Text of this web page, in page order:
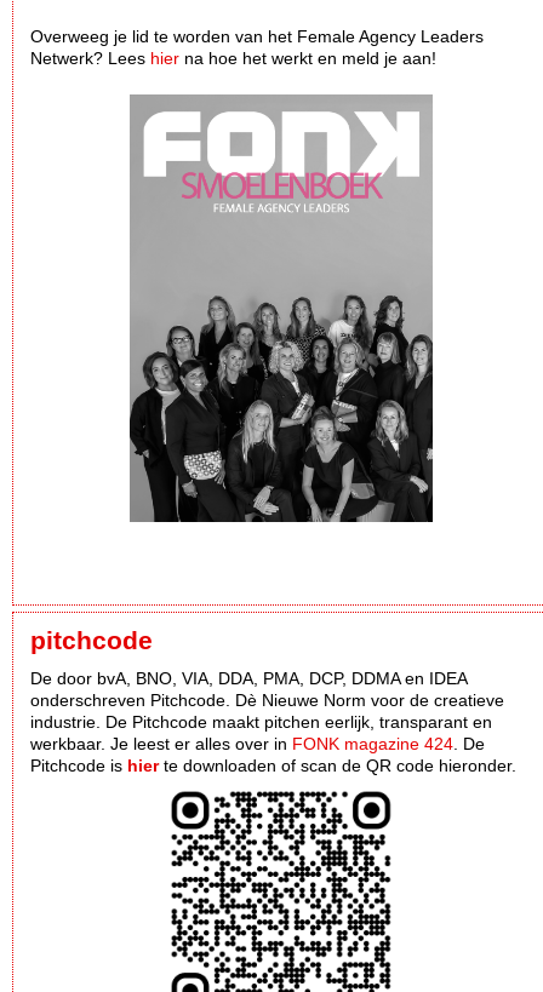
Overweeg je lid te worden van het Female Agency Leaders
Netwerk? Lees hier na hoe het werkt en meld je aan!
pitchcode
De door bvA, BNO, VIA, DDA, PMA, DCP, DDMA en IDEA
onderschreven Pitchcode. Dè Nieuwe Norm voor de creatieve
industrie. De Pitchcode maakt pitchen eerlijk, transparant en
werkbaar. Je leest er alles over in FONK magazine 424 . De
Pitchcode is hierte downloaden of scan de QR code hieronder.